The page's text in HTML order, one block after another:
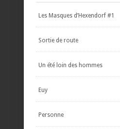
Les Masques d’Hexendorf #1
Sortie de route
Un été loin des hommes
Euy
Personne